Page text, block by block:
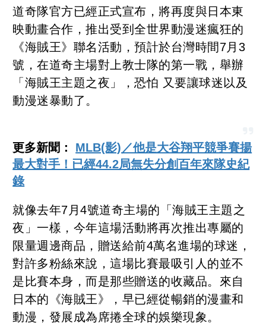
道奇隊官方已經正式宣布，將再度與日本東
映動畫合作，推出受到全世界動漫迷瘋狂的
《海賊王》聯名活動，預計於台灣時間7月3
號，在道奇主場對上教士隊的第一戰，舉辦
「海賊王主題之夜」，恐怕 又要讓球迷以及
動漫迷暴動了。
更多新聞： MLB(影)／他是大谷翔平競爭賽揚
最大對手！已經44.2局無失分創百年來隊史紀
錄
就像去年7月4號道奇主場的「海賊王主題之
夜」一樣，今年這場活動將再次推出專屬的
限量週邊商品，贈送給前4萬名進場的球迷，
對許多粉絲來說，這場比賽最吸引人的並不
是比賽本身，而是那些贈送的收藏品。來自
日本的《海賊王》，早已經從暢銷的漫畫和
動漫，發展成為席捲全球的娛樂現象。